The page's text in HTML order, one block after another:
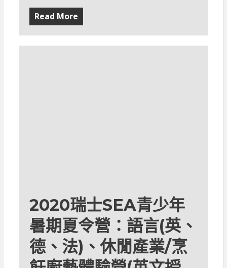
Read More
2020瑞士SEA青少年
暑期夏令營：語言(英、
德、法)、休閒產業/烹